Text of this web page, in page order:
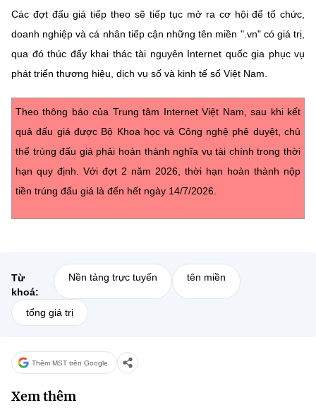
Các đợt đấu giá tiếp theo sẽ tiếp tục mở ra cơ hội để tổ chức,
doanh nghiệp và cá nhân tiếp cận những tên miền ".vn" có giá trị,
qua đó thúc đẩy khai thác tài nguyên Internet quốc gia phục vụ
phát triển thương hiệu, dịch vụ số và kinh tế số Việt Nam.
Theo thông báo của Trung tâm Internet Việt Nam, sau khi kết
quả đấu giá được Bộ Khoa học và Công nghệ phê duyệt, chủ
thể trúng đấu giá phải hoàn thành nghĩa vụ tài chính trong thời
hạn quy định. Với đợt 2 năm 2026, thời hạn hoàn thành nộp
tiền trúng đấu giá là đến hết ngày 14/7/2026.
Từ
khoá:
Nền tảng trực tuyến tên miền
tổng giá trị
Thêm MST trên Google
Xem thêm